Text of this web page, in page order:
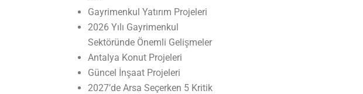
Gayrimenkul Yatırım Projeleri
2026 Yılı Gayrimenkul
Sektöründe Önemli Gelişmeler
Antalya Konut Projeleri
Güncel İnşaat Projeleri
2027’de Arsa Seçerken 5 Kritik